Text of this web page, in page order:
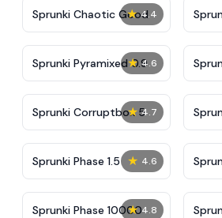
★ 4.4
Sprunki Chaotic Good
★ 4.6
Sprunki Pyramixed 0.9
★ 4.7
Sprunki Corruptbox 5
★ 4.6
Sprunki Phase 1.5
★ 4.8
Sprunki Phase 10000